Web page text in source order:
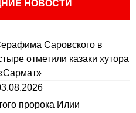
НОВОСТИ
Саровского в
отметили казаки хутора
пророка Илии